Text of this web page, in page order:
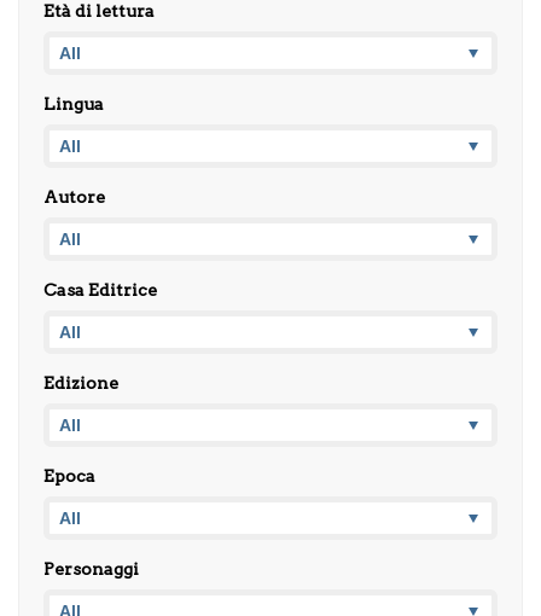
Età di lettura
Lingua
Autore
Casa Editrice
Edizione
Epoca
Personaggi